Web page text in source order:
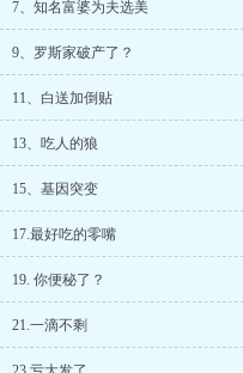
7、知名富婆为夫选美
9、罗斯家破产了？
11、白送加倒贴
13、吃人的狼
15、基因突变
17.最好吃的零嘴
19. 你便秘了？
21.一滴不剩